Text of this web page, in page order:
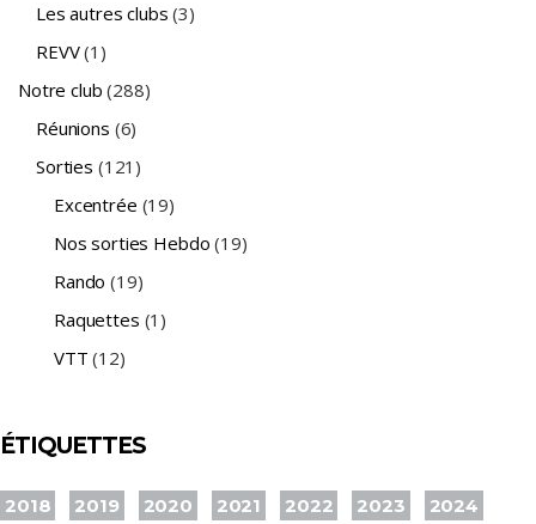
Les autres clubs (3)
REVV(1)
Notre club (288)
Réunions (6)
Sorties (121)
Excentrée (19)
Nos sorties Hebdo (19)
Rando (19)
Raquettes (1)
VTT (12)
ÉTIQUETTES
2018 2019 2020 2021 2022 2023
2024